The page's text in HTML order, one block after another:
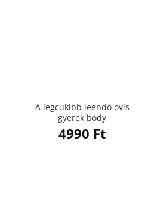
A legcukibb leendő ovis
gyerek body
4990 Ft